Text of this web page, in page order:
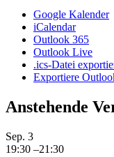
Google Kalender
iCalendar
Outlook 365
Outlook Live
.ics-Datei
Exportiere
Anstehende
Sep. 3
19:30 –21:30